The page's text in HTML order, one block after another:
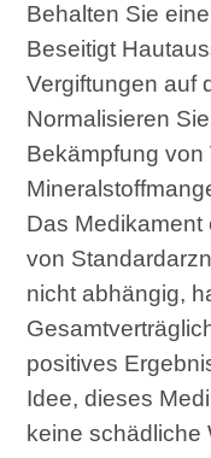
Behalten Sie
Beseitigt
Vergiftungen auf
Normalisieren
Bekämpfung von
Das Medikament
von
nicht abhängig,
positives
Idee, dieses
keine schädliche